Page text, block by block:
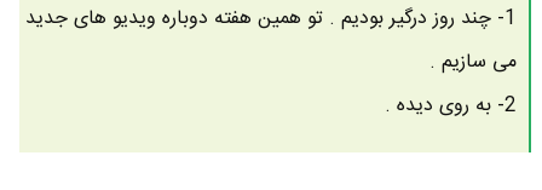
1- چند روز درگیر بودیم . تو همین هفته دوباره ویدیو های جدید
می سازیم .
2- به روی دیده .